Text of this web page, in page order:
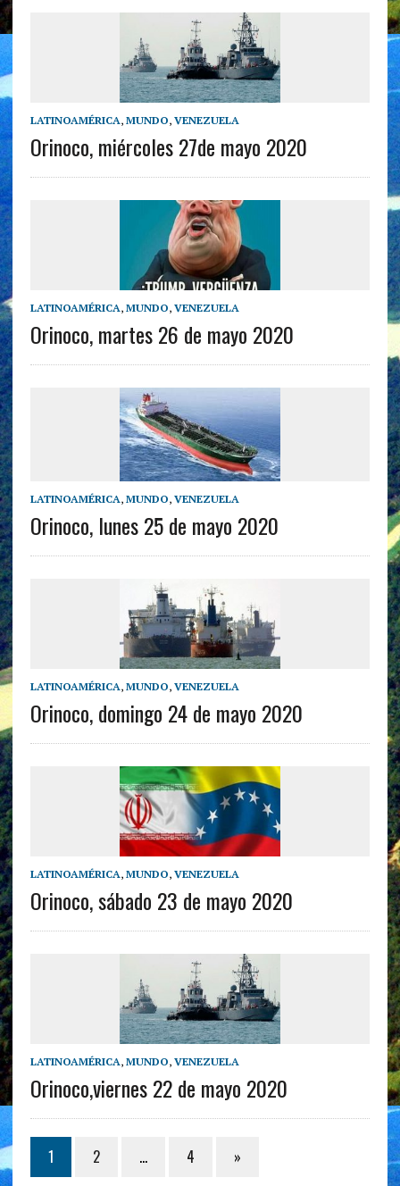
LATINOAMÉRICA, MUNDO, VENEZUELA
Orinoco, miércoles 27de mayo 2020
LATINOAMÉRICA, MUNDO, VENEZUELA
Orinoco, martes 26 de mayo 2020
LATINOAMÉRICA, MUNDO, VENEZUELA
Orinoco, lunes 25 de mayo 2020
LATINOAMÉRICA, MUNDO, VENEZUELA
Orinoco, domingo 24 de mayo 2020
LATINOAMÉRICA, MUNDO, VENEZUELA
Orinoco, sábado 23 de mayo 2020
LATINOAMÉRICA, MUNDO, VENEZUELA
Orinoco,viernes 22 de mayo 2020
1 2 … 4 »